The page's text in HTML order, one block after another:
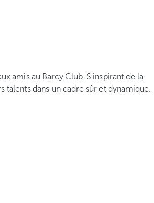
amis au Barcy Club. S'inspirant de la
dans un cadre sûr et dynamique.